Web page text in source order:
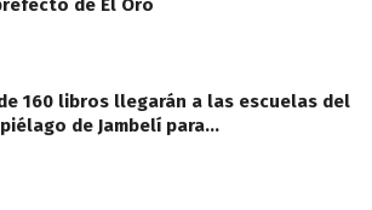
de El Oro
160 libros llegarán a las escuelas del
de Jambelí para…